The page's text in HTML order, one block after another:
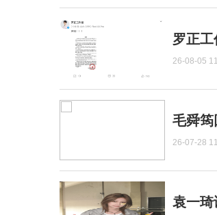
罗正
26-08-05
毛舜筠
26-07-28
袁一琦